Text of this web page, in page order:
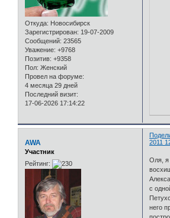
Откуда: Новосибирск
Зарегистрирован: 19-07-2009
Сообщений: 23565
Уважение: +9768
Позитив: +9358
Пол: Женский
Провел на форуме:
4 месяца 29 дней
Последний визит:
17-06-2026 17:14:22
2011
AWA
Участник
Рейтинг:
Оля, я
с
него